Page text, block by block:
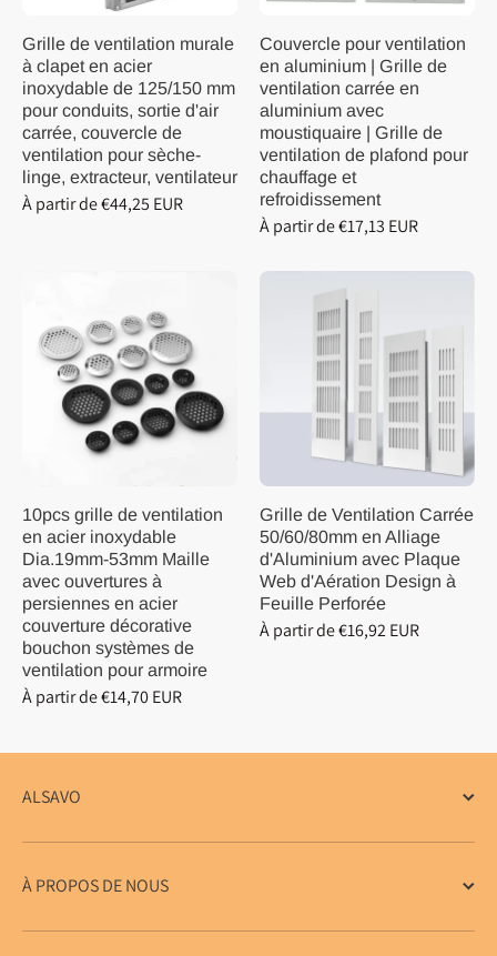
Grille de ventilation murale
à clapet en acier
inoxydable de 125/150 mm
pour conduits, sortie d'air
carrée, couvercle de
ventilation pour sèche-
linge, extracteur, ventilateur
À partir de €44,25 EUR
Couvercle pour ventilation
en aluminium | Grille de
ventilation carrée en
aluminium avec
moustiquaire | Grille de
ventilation de plafond pour
chauffage et
refroidissement
À partir de €17,13 EUR
10pcs grille de ventilation
en acier inoxydable
Dia.19mm-53mm Maille
avec ouvertures à
persiennes en acier
couverture décorative
bouchon systèmes de
ventilation pour armoire
À partir de €14,70 EUR
Grille de Ventilation Carrée
50/60/80mm en Alliage
d'Aluminium avec Plaque
Web d'Aération Design à
Feuille Perforée
À partir de €16,92 EUR
ALSAVO
À PROPOS DE NOUS